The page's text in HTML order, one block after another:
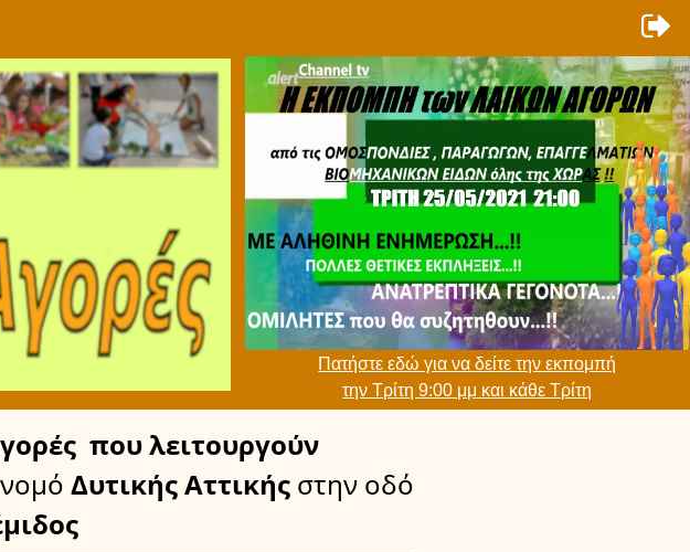
Πατήστε εδώ για να δείτε την εκπομπή
την Τρίτη 9:00 μμ και κάθε Τρίτη
που λειτουργούν
Δυτικής Αττικής στην οδό